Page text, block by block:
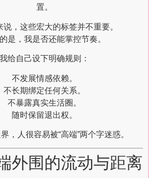
置。
说，这些宏大的标签并不重要。
是，我是否还能掌控节奏。
我给自己设下明确规则：
不发展情感依赖。
不长期绑定任何关系。
不暴露真实生活圈。
随时保留退出权。
，人很容易被“高端”两个字迷惑。
外围的流动与距离